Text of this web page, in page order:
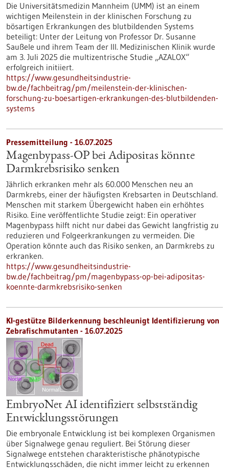
Die Universitätsmedizin Mannheim (UMM) ist an einem
wichtigen Meilenstein in der klinischen Forschung zu
bösartigen Erkrankungen des blutbildenden Systems
beteiligt: Unter der Leitung von Professor Dr. Susanne
Saußele und ihrem Team der III. Medizinischen Klinik wurde
am 3. Juli 2025 die multizentrische Studie „AZALOX“
erfolgreich initiiert.
https://www.gesundheitsindustrie-
bw.de/fachbeitrag/pm/meilenstein-der-klinischen-
forschung-zu-boesartigen-erkrankungen-des-blutbildenden-
systems
Pressemitteilung - 16.07.2025
Magenbypass-OP bei Adipositas könnte
Darmkrebsrisiko senken
Jährlich erkranken mehr als 60.000 Menschen neu an
Darmkrebs, einer der häufigsten Krebsarten in Deutschland.
Menschen mit starkem Übergewicht haben ein erhöhtes
Risiko. Eine veröffentlichte Studie zeigt: Ein operativer
Magenbypass hilft nicht nur dabei das Gewicht langfristig zu
reduzieren und Folgeerkrankungen zu vermeiden. Die
Operation könnte auch das Risiko senken, an Darmkrebs zu
erkranken.
https://www.gesundheitsindustrie-
bw.de/fachbeitrag/pm/magenbypass-op-bei-adipositas-
koennte-darmkrebsrisiko-senken
KI-gestütze Bilderkennung beschleunigt Identifizierung von
Zebrafischmutanten - 16.07.2025
EmbryoNet AI identifiziert selbstständig
Entwicklungsstörungen
Die embryonale Entwicklung ist bei komplexen Organismen
über Signalwege genau reguliert. Bei Störung dieser
Signalwege entstehen charakteristische phänotypische
Entwicklungsschäden, die nicht immer leicht zu erkennen